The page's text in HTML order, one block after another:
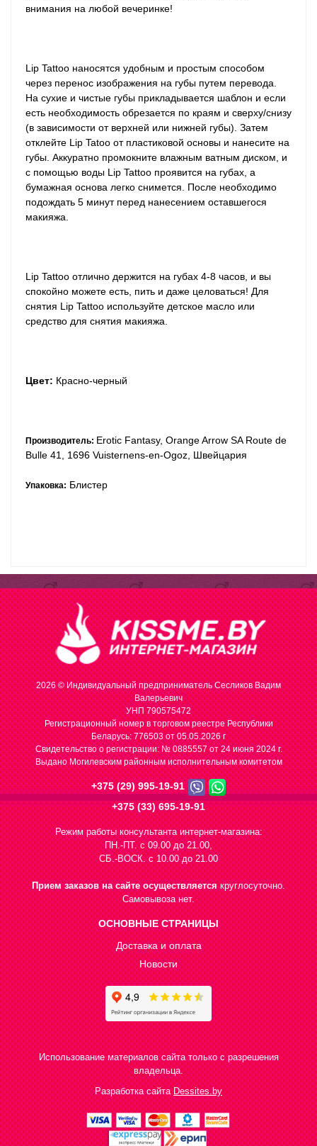
внимания на любой вечеринке!
Lip Tattoo наносятся удобным и простым способом
через перенос изображения на губы путем перевода.
На сухие и чистые губы прикладывается шаблон и если
есть необходимость обрезается по краям и сверху/снизу
(в зависимости от верхней или нижней губы). Затем
отклейте Lip Tatoo от пластиковой основы и нанесите на
губы. Аккуратно промокните влажным ватным диском, и
с помощью воды Lip Tattoo проявится на губах, а
бумажная основа легко снимется. После необходимо
подождать 5 минут перед нанесением оставшегося
макияжа.
Lip Tattoo отлично держится на губах 4-8 часов, и вы
спокойно можете есть, пить и даже целоваться! Для
снятия Lip Tattoo используйте детское масло или
средство для снятия макияжа.
Цвет: Красно-черный
Производитель: Erotic Fantasy, Orange Arrow SA Route de
Bulle 41, 1696 Vuisternens-en-Ogoz, Швейцария
Упаковка: Блистер
2026 © Индивидуальный предприниматель Сесликов Вадим
Валерьевич
УНП 790575472
Регистрационный номер в торговом реестре Республики
Беларусь: 776503 от 05.05.2026 г
Cвидетельство о регистрации: № 0885557 от 24 июня 2024 г.
Выдано Могилевским районным исполнительным комитетом
+375 (29) 995-19-91
+375 (33) 695-19-91
Режим работы консультанта интернет-магазина:
ПН.-ПТ. с 09.00 до 21.00,
СБ.-ВОСК. с 10.00 до 21.00
Прием заказов на сайте осуществляетсякруглосуточно.
Самовывоза нет.
ОСНОВНЫЕ СТРАНИЦЫ
Доставка и оплата
Новости
Использование материалов сайта только с разрешения
владельца.
Разработка сайтаDessites.by